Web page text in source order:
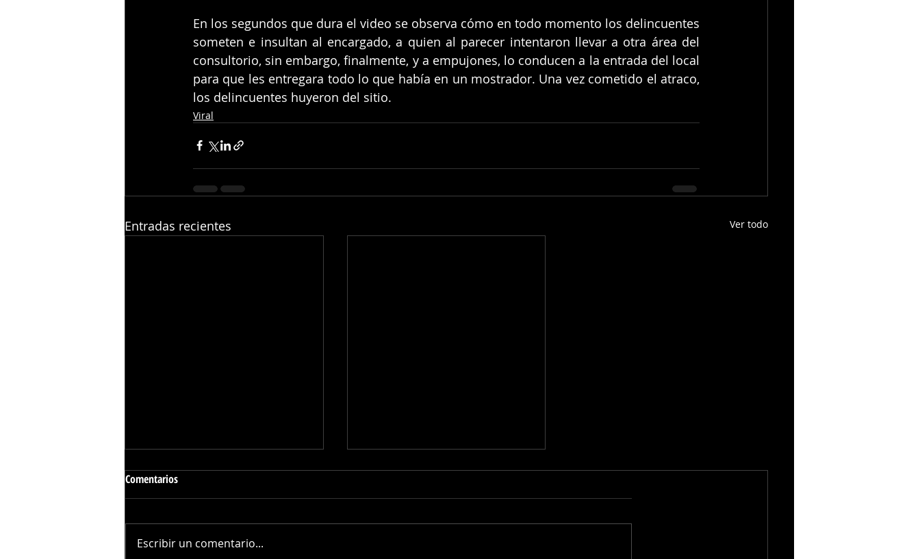
En los segundos que dura el video se observa cómo en todo momento los delincuentes
someten e insultan al encargado, a quien al parecer intentaron llevar a otra área del
consultorio, sin embargo, finalmente, y a empujones, lo conducen a la entrada del local
para que les entregara todo lo que había en un mostrador. Una vez cometido el atraco,
los delincuentes huyeron del sitio.
Viral
Entradas recientes Ver todo
Comentarios
Escribir un comentario...